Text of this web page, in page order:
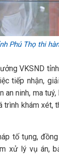
Phú Thọ thi
VKSND
tiếp nhận,
ninh, ma
trình khám
tố tụng,
xử lý vụ án,